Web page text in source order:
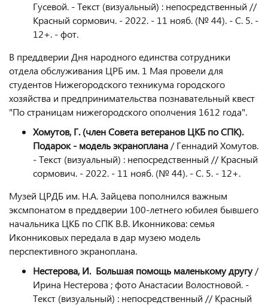
Гусевой. - Текст (визуальный) : непосредственный //
Красный сормович. - 2022. - 11 нояб. (№ 44). - С. 5. -
12+. - фот.
В преддверии Дня народного единства сотрудники
отдела обслуживания ЦРБ им. 1 Мая провели для
студентов Нижегородского техникума городского
хозяйства и предпринимательства познавательный квест
"По страницам нижегородского ополчения 1612 года".
Хомутов, Г. (член Совета ветеранов ЦКБ по СПК).
Подарок - модель экраноплана / Геннадий Хомутов.
- Текст (визуальный) : непосредственный // Красный
сормович. - 2022. - 11 нояб. (№ 44). - С. 5. - 12+.
Музей ЦРДБ им. Н.А. Зайцева пополнился важным
эксмпонатом в преддверии 100-летнего юбилея бывшего
начальника ЦКБ по СПК В.В. Иконникова: семья
Иконниковых передала в дар музею модель
перспективного экраноплана.
Нестерова, И. Большая помощь маленькому другу/
Ирина Нестерова ; фото Анастасии Волостновой. -
Текст (визуальный) : непосредственный // Красный